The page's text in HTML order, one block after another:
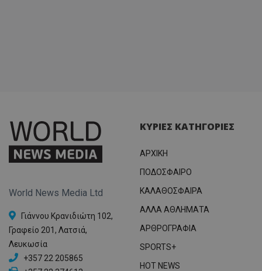
World News Media Ltd
Γιάννου Κρανιδιώτη 102,
Γραφείο 201, Λατσιά,
Λευκωσία
+357 22 205865
ΚΥΡΙΕΣ ΚΑΤΗΓΟΡΙΕΣ
ΑΡΧΙΚΗ
ΠΟΔΟΣΦΑΙΡΟ
ΚΑΛΑΘΟΣΦΑΙΡΑ
ΑΛΛΑ ΑΘΛΗΜΑΤΑ
ΑΡΘΡΟΓΡΑΦΙΑ
SPORTS+
HOT NEWS